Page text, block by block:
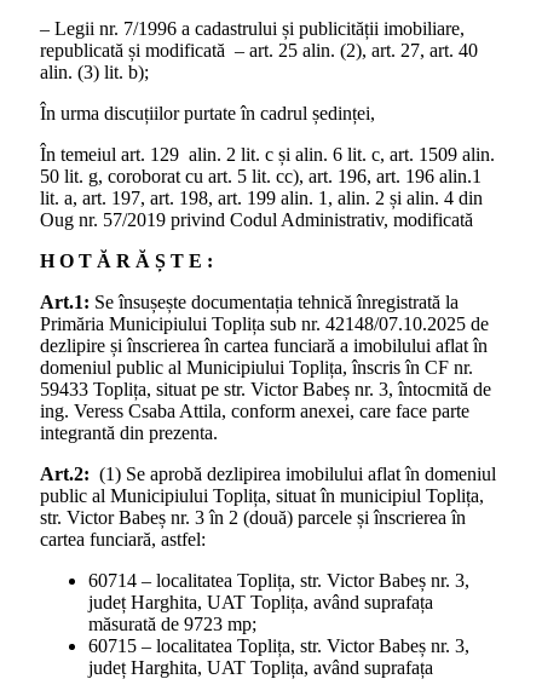
– Legii nr. 7/1996 a cadastrului și publicității imobiliare,
republicată și modificată – art. 25 alin. (2), art. 27, art. 40
alin. (3) lit. b);
În urma discuțiilor purtate în cadrul ședinței,
În temeiul art. 129 alin. 2 lit. c și alin. 6 lit. c, art. 1509 alin.
50 lit. g, coroborat cu art. 5 lit. cc), art. 196, art. 196 alin.1
lit. a, art. 197, art. 198, art. 199 alin. 1, alin. 2 și alin. 4 din
Oug nr. 57/2019 privind Codul Administrativ, modificată
H O T Ă R Ă Ș T E :
Art.1: Se însușește documentația tehnică înregistrată la
Primăria Municipiului Toplița sub nr. 42148/07.10.2025 de
dezlipire și înscrierea în cartea funciară a imobilului aflat în
domeniul public al Municipiului Toplița, înscris în CF nr.
59433 Toplița, situat pe str. Victor Babeș nr. 3, întocmită de
ing. Veress Csaba Attila, conform anexei, care face parte
integrantă din prezenta.
Art.2: (1) Se aprobă dezlipirea imobilului aflat în domeniul
public al Municipiului Toplița, situat în municipiul Toplița,
str. Victor Babeș nr. 3 în 2 (două) parcele și înscrierea în
cartea funciară, astfel:
60714 – localitatea Toplița, str. Victor Babeș nr. 3,
județ Harghita, UAT Toplița, având suprafața
măsurată de 9723 mp;
60715 – localitatea Toplița, str. Victor Babeș nr. 3,
județ Harghita, UAT Toplița, având suprafața